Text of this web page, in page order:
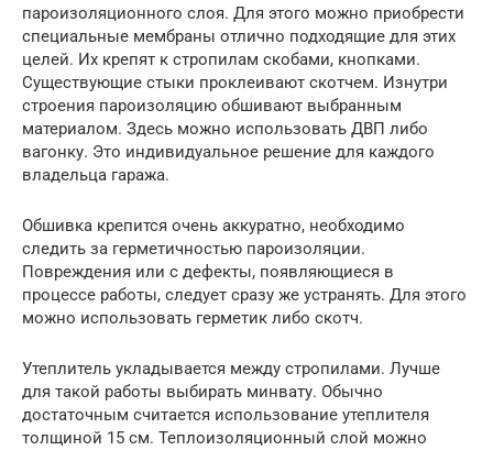
пароизоляционного слоя. Для этого можно приобрести
специальные мембраны отлично подходящие для этих
целей. Их крепят к стропилам скобами, кнопками.
Существующие стыки проклеивают скотчем. Изнутри
строения пароизоляцию обшивают выбранным
материалом. Здесь можно использовать ДВП либо
вагонку. Это индивидуальное решение для каждого
владельца гаража.
Обшивка крепится очень аккуратно, необходимо
следить за герметичностью пароизоляции.
Повреждения или с дефекты, появляющиеся в
процессе работы, следует сразу же устранять. Для этого
можно использовать герметик либо скотч.
Утеплитель укладывается между стропилами. Лучше
для такой работы выбирать минвату. Обычно
достаточным считается использование утеплителя
толщиной 15 см. Теплоизоляционный слой можно